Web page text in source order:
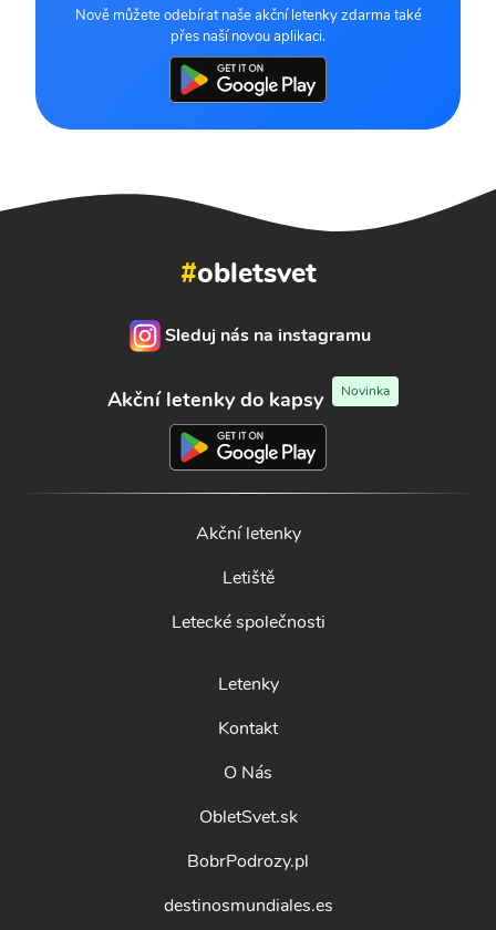
Nově můžete odebírat naše akční letenky zdarma také
přes naší novou aplikaci.
#obletsvet
Sleduj nás na instagramu
Akční letenky do kapsy Novinka
Akční letenky
Letiště
Letecké společnosti
Letenky
Kontakt
O Nás
ObletSvet.sk
BobrPodrozy.pl
destinosmundiales.es